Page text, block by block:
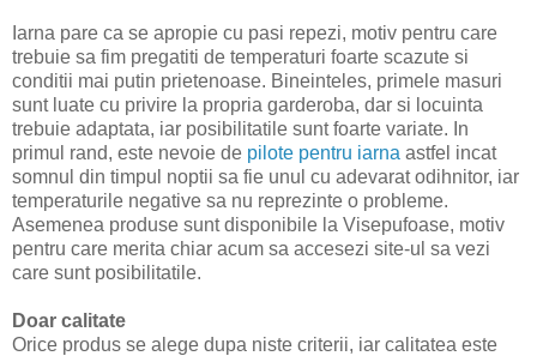
Iarna pare ca se apropie cu pasi repezi, motiv pentru care
trebuie sa fim pregatiti de temperaturi foarte scazute si
conditii mai putin prietenoase. Bineinteles, primele masuri
sunt luate cu privire la propria garderoba, dar si locuinta
trebuie adaptata, iar posibilitatile sunt foarte variate. In
primul rand, este nevoie de pilote pentru iarna astfel incat
somnul din timpul noptii sa fie unul cu adevarat odihnitor, iar
temperaturile negative sa nu reprezinte o probleme.
Asemenea produse sunt disponibile la Visepufoase, motiv
pentru care merita chiar acum sa accesezi site-ul sa vezi
care sunt posibilitatile.
Doar calitate
Orice produs se alege dupa niste criterii, iar calitatea este